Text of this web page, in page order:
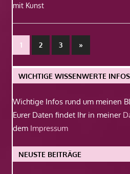
mit Kunst
Beitragsnavigation
1 2 3
Nächste
Beiträge
»
WICHTIGE WISSENWERTE INFOS
Wichtige Infos rund um meinen
Eurer Daten findet Ihr in meiner
dem Impressum
NEUSTE BEITRÄGE